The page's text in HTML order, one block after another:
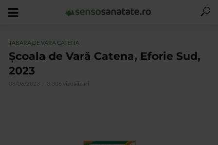
TABARA DE VARA CATENA
Școala de Vară Catena, Eforie Sud,
2023
08/06/2023 3.306 vizualizari